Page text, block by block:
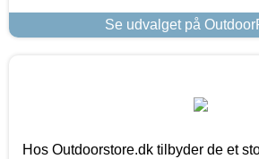
Se udvalget på
Hos Outdoorstore.dk tilbyder de et